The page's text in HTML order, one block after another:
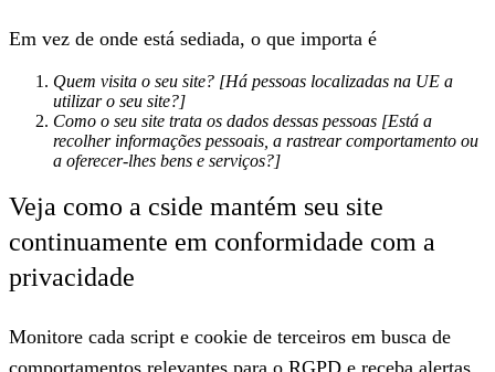
Em vez de onde está sediada, o que importa é
Quem visita o seu site? [Há pessoas localizadas na UE a
utilizar o seu site?]
Como o seu site trata os dados dessas pessoas [Está a
recolher informações pessoais, a rastrear comportamento ou
a oferecer-lhes bens e serviços?]
Veja como a cside mantém seu site
continuamente em conformidade com a
privacidade
Monitore cada script e cookie de terceiros em busca de
comportamentos relevantes para o RGPD e receba alertas